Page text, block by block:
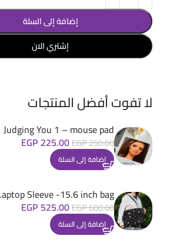
إضافة إلى السلة
إشتري الان
لا تفوت أفضل المنتجات
Judging You 1 – mouse pad
EGP250.00
EGP 225.00
إضافة إلى السلة
Sleeve -15.6 inch bag
EGP600.00
EGP 525.00
إضافة إلى السلة